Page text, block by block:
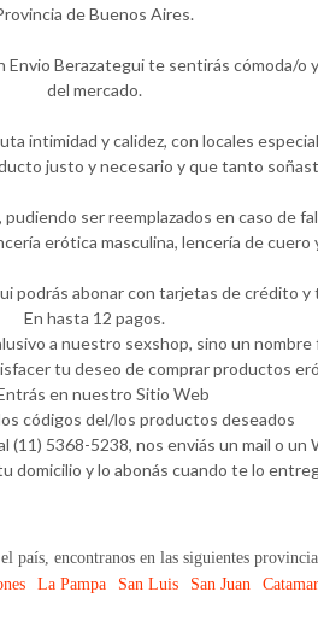
de Buenos Aires.
Berazategui te sentirás cómoda/
del mercado.
intimidad y calidez, con locales
justo y necesario y que tanto
ser reemplazados en caso de
erótica masculina, lencería de
podrás abonar con tarjetas de crédito
En hasta 12 pagos.
a nuestro sexshop, sino un
tu deseo de comprar productos
en nuestro Sitio Web
códigos del/los productos deseados
(11) 5368-5238, nos enviás un mail o un
domicilio y lo abonás cuando te lo
país, encontranos en las siguientes
La Pampa San Luis San Juan